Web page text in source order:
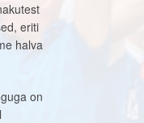
eriti
halva
on